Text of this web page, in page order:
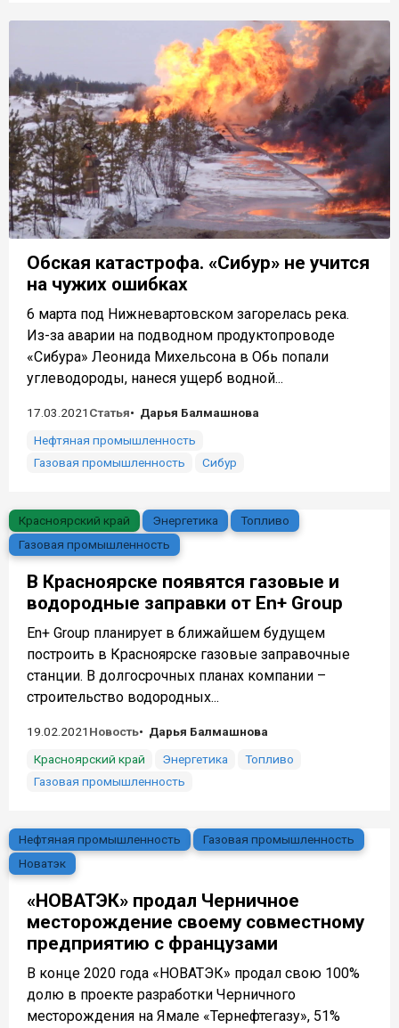
Обская катастрофа. «Сибур» не учится
на чужих ошибках
6 марта под Нижневартовском загорелась река.
Из-за аварии на подводном продуктопроводе
«Сибура» Леонида Михельсона в Обь попали
углеводороды, нанеся ущерб водной...
17.03.2021 Статья
Дарья Балмашнова
Нефтяная промышленность
Газовая промышленность
Сибур
Красноярский край Энергетика
Топливо
Газовая промышленность
В Красноярске появятся газовые и
водородные заправки от En+ Group
En+ Group планирует в ближайшем будущем
построить в Красноярске газовые заправочные
станции. В долгосрочных планах компании –
строительство водородных...
19.02.2021 Новость
Дарья Балмашнова
Красноярский край
Энергетика
Топливо
Газовая промышленность
Нефтяная промышленность
Газовая промышленность
Новатэк
«НОВАТЭК» продал Черничное
месторождение своему совместному
предприятию с французами
В конце 2020 года «НОВАТЭК» продал свою 100%
долю в проекте разработки Черничного
месторождения на Ямале «Тернефтегазу», 51%